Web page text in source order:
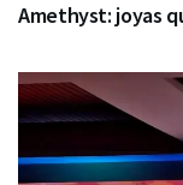
Amethyst: joyas